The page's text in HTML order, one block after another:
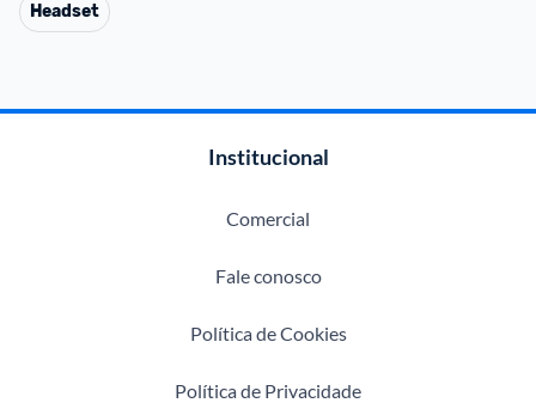
Headset
Institucional
Comercial
Fale conosco
Política de Cookies
Política de Privacidade